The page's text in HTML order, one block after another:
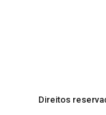
Direitos